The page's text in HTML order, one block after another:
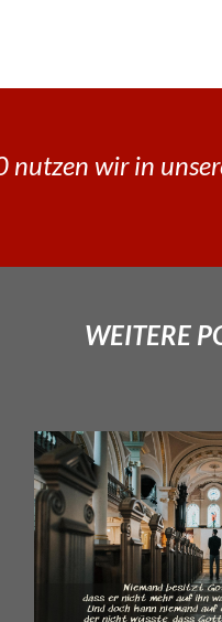
nutzen wir in
WEITERE